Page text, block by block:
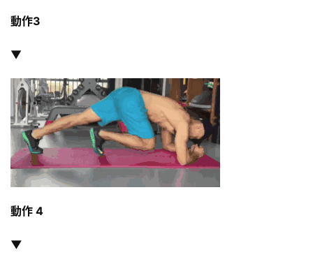
訓
心
力
量
訓
練
肌
劃
動作3
▼
動作 4
▼